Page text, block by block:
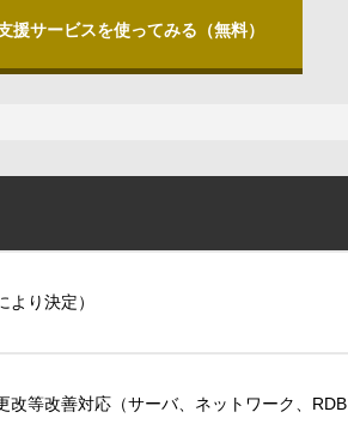
援サービスを使ってみる（無料）
り決定）
改等改善対応（サーバ、ネットワーク、